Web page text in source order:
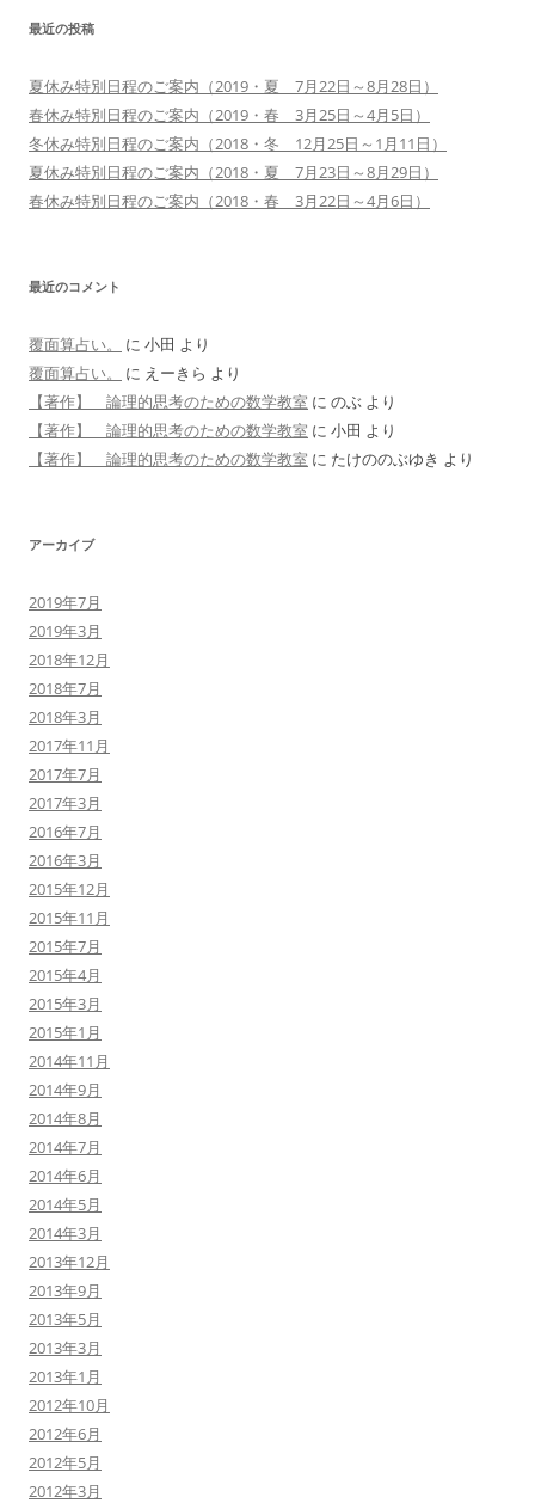
最近の投稿
夏休み特別日程のご案内（2019・夏 7月22日～8月28日）
春休み特別日程のご案内（2019・春 3月25日～4月5日）
冬休み特別日程のご案内（2018・冬 12月25日～1月11日）
夏休み特別日程のご案内（2018・夏 7月23日～8月29日）
春休み特別日程のご案内（2018・春 3月22日～4月6日）
最近のコメント
覆面算占い。 に 小田 より
覆面算占い。
に えーきら より
【著作】 論理的思考のための数学教室 に のぶ より
【著作】 論理的思考のための数学教室 に 小田 より
【著作】 論理的思考のための数学教室 に たけののぶゆき より
アーカイブ
2019年7月
2019年3月
2018年12月
2018年7月
2018年3月
2017年11月
2017年7月
2017年3月
2016年7月
2016年3月
2015年12月
2015年11月
2015年7月
2015年4月
2015年3月
2015年1月
2014年11月
2014年9月
2014年8月
2014年7月
2014年6月
2014年5月
2014年3月
2013年12月
2013年9月
2013年5月
2013年3月
2013年1月
2012年10月
2012年6月
2012年5月
2012年3月